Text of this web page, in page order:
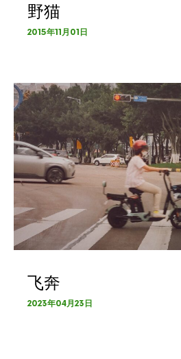
野猫
2015年11月01日
飞奔
2023年04月23日